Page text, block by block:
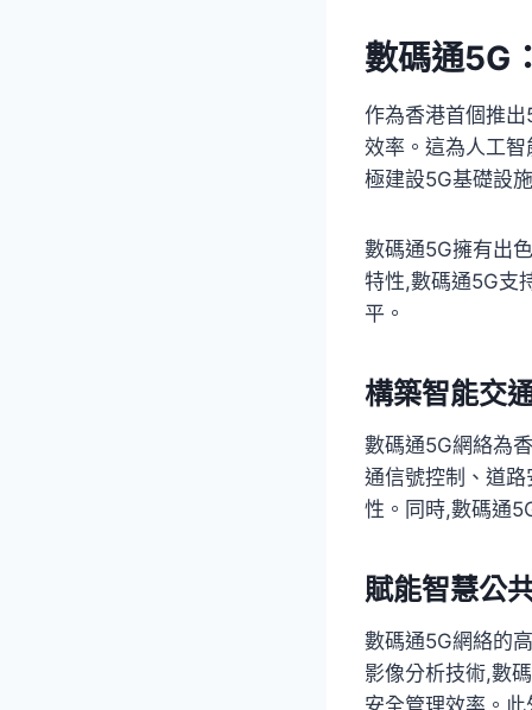
數碼通5G
作為香港首個推
效率。這為人工
極建設5G基礎設
數碼通5G擁有出
特性,數碼通5G支
平。
構築智能交
數碼通5G網絡為
通信號控制、道
性。同時,數碼通
賦能智慧公
數碼通5G網絡的
影像分析技術,數